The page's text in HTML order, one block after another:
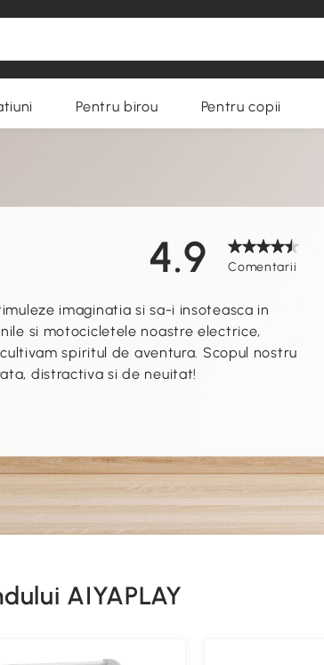
Pentru birou Pentru copii
4.9 Comentarii
imaginatia si sa-i insoteasca in
si motocicletele noastre electrice,
spiritul de aventura. Scopul nostru
distractiva si de neuitat!
AIYAPLAY